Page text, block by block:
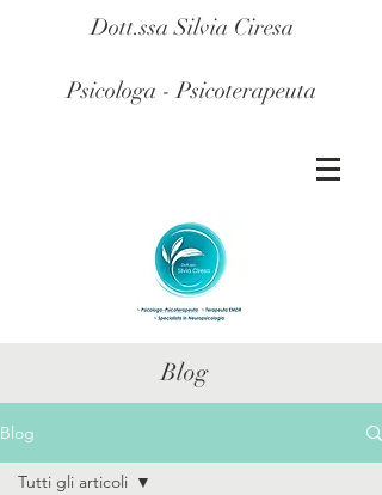
Dott.ssa Silvia Ciresa
Psicologa - Psicoterapeuta
Blog
Blog
Tutti gli articoli